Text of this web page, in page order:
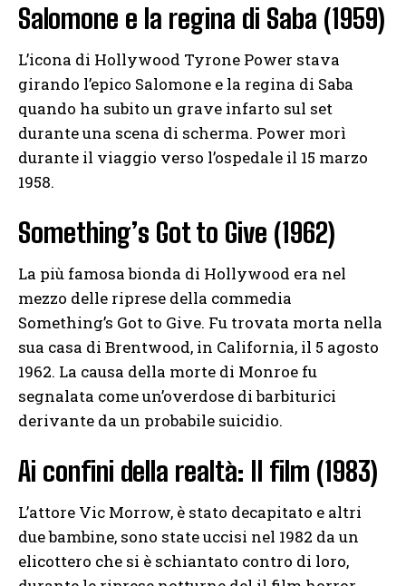
Salomone e la regina di Saba (1959)
L’icona di Hollywood Tyrone Power stava
girando l’epico Salomone e la regina di Saba
quando ha subito un grave infarto sul set
durante una scena di scherma. Power morì
durante il viaggio verso l’ospedale il 15 marzo
1958.
Something’s Got to Give (1962)
La più famosa bionda di Hollywood era nel
mezzo delle riprese della commedia
Something’s Got to Give. Fu trovata morta nella
sua casa di Brentwood, in California, il 5 agosto
1962. La causa della morte di Monroe fu
segnalata come un’overdose di barbiturici
derivante da un probabile suicidio.
Ai confini della realtà: Il film (1983)
L’attore Vic Morrow, è stato decapitato e altri
due bambine, sono state uccisi nel 1982 da un
elicottero che si è schiantato contro di loro,